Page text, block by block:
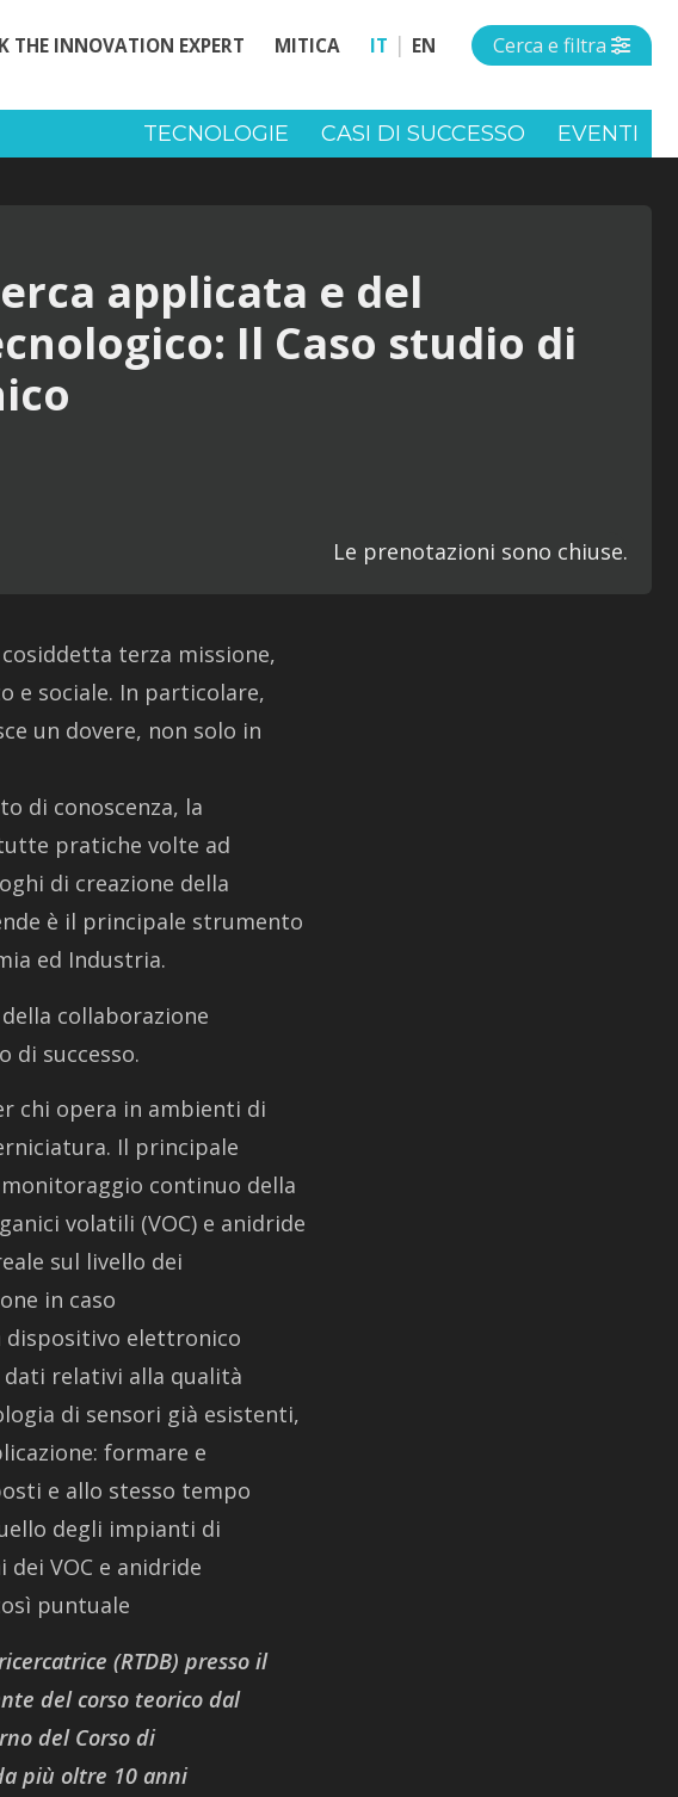
THE INNOVATION EXPERT MITICA IT EN Cerca e filtra Open
TECNOLOGIE CASI DI SUCCESSO EVENTI
applicata e del
Il Caso studio di
Le prenotazioni sono chiuse.
terza missione,
e sociale. In particolare,
un dovere, non solo in
di conoscenza, la
pratiche volte ad
di creazione della
è il principale strumento
ed Industria.
collaborazione
di successo.
chi opera in ambienti di
Il principale
continuo della
volatili (VOC) e anidride
sul livello dei
in caso
dispositivo elettronico
relativi alla qualità
di sensori già esistenti,
formare e
e allo stesso tempo
degli impianti di
VOC e anidride
puntuale
(RTDB) presso il
del corso teorico dal
del Corso di
più oltre 10 anni